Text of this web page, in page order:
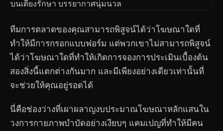
ทีมการตลาดของคุณสามารถพิสูจน์ได้ว่าโฆษณาใดที่
ทำให้มีการกรอกแบบฟอร์ม แต่พวกเขาไม่สามารถพิสูจน์
ได้ว่าโฆษณาใดที่ทำให้เกิดการจองการประเมินเบื้องต้น
สองสิ่งนี้แตกต่างกันมาก และมีเพียงอย่างเดียวเท่านั้นที่
จะช่วยให้คุณอยู่รอดได้
นี่คือช่องว่างที่เผาผลาญงบประมาณโฆษณาหลักแสนใน
วงการกายภาพบำบัดอย่างเงียบๆ แคมเปญที่ทำให้มีคน